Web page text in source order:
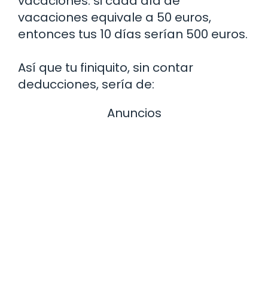
vacaciones equivale a 50 euros,
entonces tus 10 días serían 500 euros.
Así que tu finiquito, sin contar
deducciones, sería de:
Anuncios